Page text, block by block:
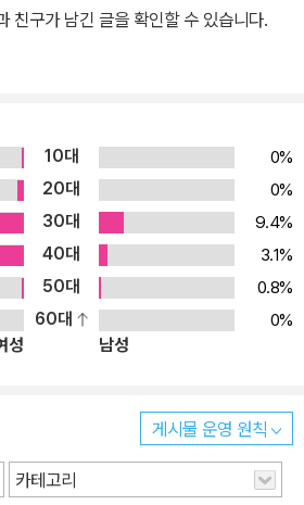
동양적 감성이 배어있다. 수잔이 스웨터
그림에는 넓은 시장을 한 눈에 들여다 볼
어가서 책 가게 모퉁이를 돌아 털실 가게
도 찾아보는 재미가 쏠쏠하다. 또, 토마토
고 있다는 사실도 이미 앞에서 복선으로
풍경, 가옥, 실내의 세부 묘사까지 꼼꼼하
유럽의 소박한 풍경이 잘 나타나 있다. 저
코1947년 일본 아이치현에서 태어나 스
후 그림을 그리기 시작했으며, 이국적이
사랑을 받고 있다. 시리즈를 완성
친구가 남긴 글을 확인할 수 있습니다.
10대
0%
20대
0%
30대
9.4%
40대
3.1%
50대
0.8%
60대
0%
성
남성
게시물 운영 원칙
카테고리